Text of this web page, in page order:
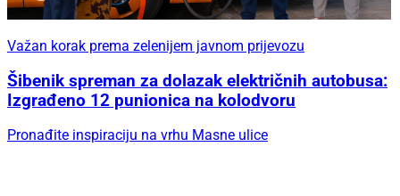
Važan korak prema zelenijem javnom prijevozu
Šibenik spreman za dolazak električnih autobusa:
Izgrađeno 12 punionica na kolodvoru
Pronađite inspiraciju na vrhu Masne ulice